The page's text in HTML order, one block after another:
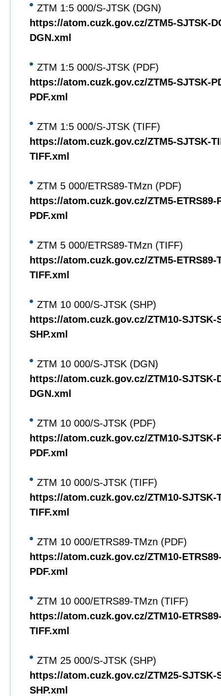
ZTM 1:5 000/S-JTSK (DGN)
https://atom.cuzk.gov.cz/ZTM5-SJTSK-
DGN.xml
ZTM 1:5 000/S-JTSK (PDF)
https://atom.cuzk.gov.cz/ZTM5-SJTSK-
PDF.xml
ZTM 1:5 000/S-JTSK (TIFF)
https://atom.cuzk.gov.cz/ZTM5-SJTSK-
TIFF.xml
ZTM 5 000/ETRS89-TMzn (PDF)
https://atom.cuzk.gov.cz/ZTM5-ETRS89-
PDF.xml
ZTM 5 000/ETRS89-TMzn (TIFF)
https://atom.cuzk.gov.cz/ZTM5-ETRS89-
TIFF.xml
ZTM 10 000/S-JTSK (SHP)
https://atom.cuzk.gov.cz/ZTM10-SJTSK-
SHP.xml
ZTM 10 000/S-JTSK (DGN)
https://atom.cuzk.gov.cz/ZTM10-SJTSK-
DGN.xml
ZTM 10 000/S-JTSK (PDF)
https://atom.cuzk.gov.cz/ZTM10-SJTSK-
PDF.xml
ZTM 10 000/S-JTSK (TIFF)
https://atom.cuzk.gov.cz/ZTM10-SJTSK-
TIFF.xml
ZTM 10 000/ETRS89-TMzn (PDF)
https://atom.cuzk.gov.cz/ZTM10-
PDF.xml
ZTM 10 000/ETRS89-TMzn (TIFF)
https://atom.cuzk.gov.cz/ZTM10-
TIFF.xml
ZTM 25 000/S-JTSK (SHP)
https://atom.cuzk.gov.cz/ZTM25-SJTSK-
SHP.xml